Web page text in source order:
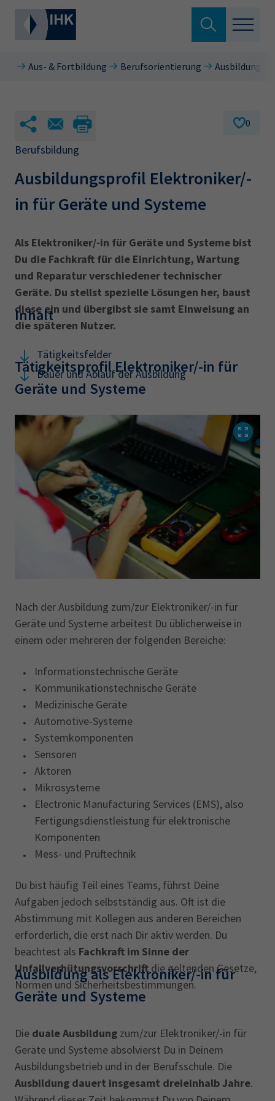
Aus- & Fortbildung
Berufszugang
Ratgeber
Service & Anträge
Über uns
Leichte Sprache
IHK regional
Karriere
Presse
EN
IHK Akademie
Magazin Log-in
Suche verlassen
Hier können Sie auch aus den meistgesuchten
34a 34c Ausbildungsvertrag
Fachwirt
AdA
34d
Prüfungstermine
Wirtschaftsfachwirt
34f
Negativerklärung
Sachkundeprüfung
34i
Betriebswirt
Aus- & Fortbildung Berufsorientierung
0
Berufsbildung
Ausbildungsprofil Elektroniker/-
in für Geräte und Systeme
Als Elektroniker/-in für Geräte und Systeme bist
Du die Fachkraft für die Einrichtung, Wartung
und Reparatur verschiedener technischer
Geräte. Du stellst spezielle Lösungen her, baust
diese ein und übergibst sie samt Einweisung an
die späteren Nutzer.
Inhalt
Tätigkeitsfelder
Dauer und Ablauf der Ausbildung
Tätigkeitsprofil Elektroniker/-in für
Geräte und Systeme
Nach der Ausbildung zum/zur Elektroniker/-in für
Geräte und Systeme arbeitest Du üblicherweise in
einem oder mehreren der folgenden Bereiche:
Informationstechnische Geräte
Kommunikationstechnische Geräte
Medizinische Geräte
Automotive-Systeme
Systemkomponenten
Sensoren
Aktoren
Mikrosysteme
Electronic Manufacturing Services (EMS), also
Fertigungsdienstleistung für elektronische
Komponenten
Mess- und Prüftechnik
Du bist häufig Teil eines Teams, führst Deine
Aufgaben jedoch selbstständig aus. Oft ist die
Abstimmung mit Kollegen aus anderen Bereichen
erforderlich, die erst nach Dir aktiv werden. Du
beachtest als Fachkraft im Sinne der
Unfallverhütungsvorschrift die geltenden Gesetze,
Normen und Sicherheitsbestimmungen.
Ausbildung als Elektroniker/-in für
Geräte und Systeme
Die duale Ausbildung zum/zur Elektroniker/-in für
Geräte und Systeme absolvierst Du in Deinem
Ausbildungsbetrieb und in der Berufsschule. Die
Ausbildung dauert insgesamt dreieinhalb Jahre.